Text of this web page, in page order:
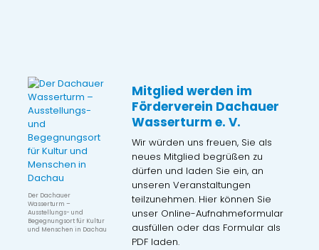
Der Dachauer
Wasserturm –
Ausstellungs- und
Begegnungsort für Kultur
und Menschen in Dachau
Mitglied werden im
Förderverein Dachauer
Wasserturm e. V.
Wir würden uns freuen, Sie als
neues Mitglied begrüßen zu
dürfen und laden Sie ein, an
unseren Veranstaltungen
teilzunehmen. Hier können Sie
unser Online-Aufnahmeformular
ausfüllen oder das Formular als
PDF laden.